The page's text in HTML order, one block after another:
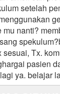
setelah
mu nanti?
sesuai, Tx.
pasien
ya. belajar